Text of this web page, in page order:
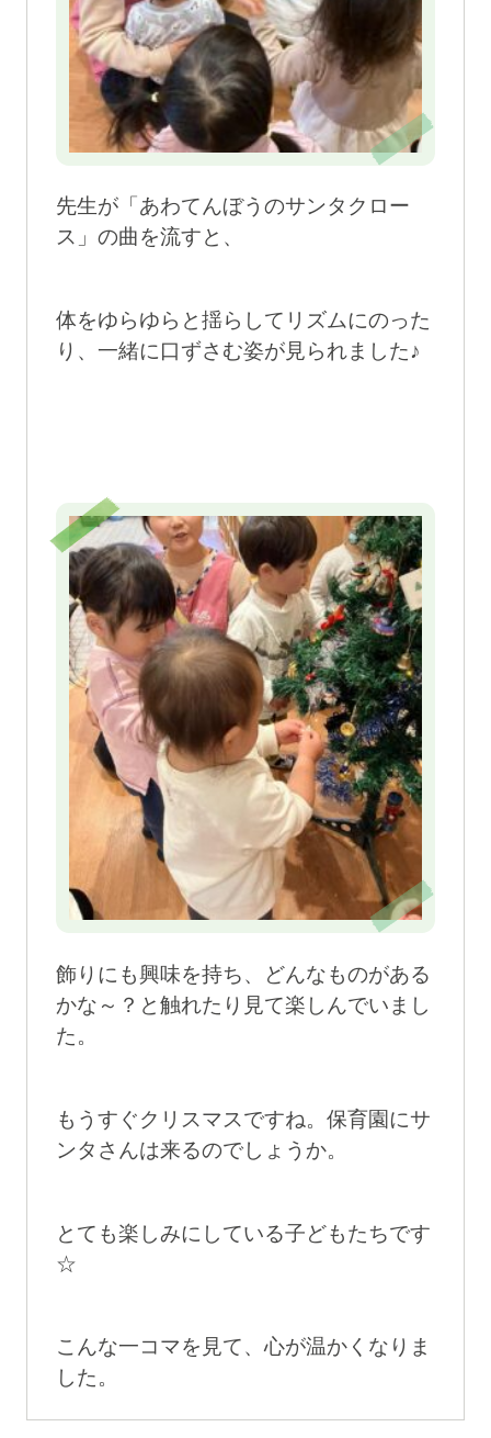
先生が「あわてんぼうのサンタクロー
ス」の曲を流すと、
体をゆらゆらと揺らしてリズムにのった
り、一緒に口ずさむ姿が見られました♪
飾りにも興味を持ち、どんなものがある
かな～？と触れたり見て楽しんでいまし
た。
もうすぐクリスマスですね。保育園にサ
ンタさんは来るのでしょうか。
とても楽しみにしている子どもたちです
☆
こんな一コマを見て、心が温かくなりま
した。